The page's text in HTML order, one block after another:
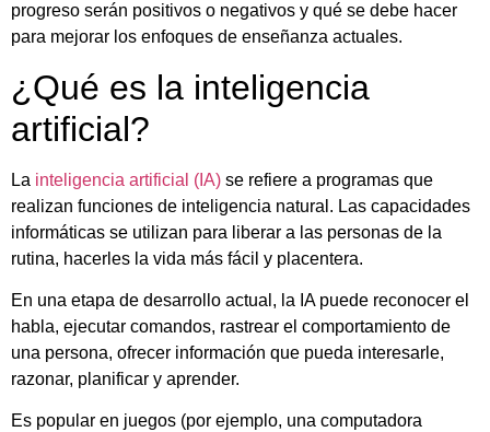
progreso serán positivos o negativos y qué se debe hacer
para mejorar los enfoques de enseñanza actuales.
¿Qué es la inteligencia
artificial?
La inteligencia artificial (IA) se refiere a programas que
realizan funciones de inteligencia natural. Las capacidades
informáticas se utilizan para liberar a las personas de la
rutina, hacerles la vida más fácil y placentera.
En una etapa de desarrollo actual, la IA puede reconocer el
habla, ejecutar comandos, rastrear el comportamiento de
una persona, ofrecer información que pueda interesarle,
razonar, planificar y aprender.
Es popular en juegos (por ejemplo, una computadora